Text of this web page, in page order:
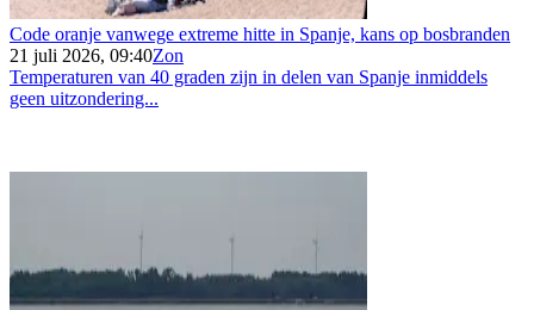
Code oranje vanwege extreme hitte in Spanje, kans op bosbranden
21 juli 2026, 09:40Zon
Temperaturen van 40 graden zijn in delen van Spanje inmiddels
geen uitzondering...